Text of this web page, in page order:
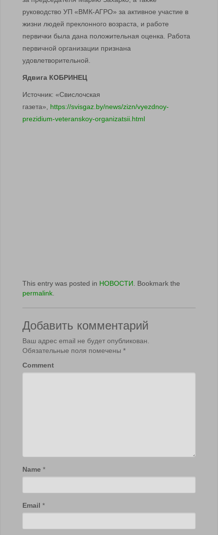
руководство УП «ВМК-АГРО» за активное участие в
жизни людей преклонного возраста, и работе
первички была дана положительная оценка. Работа
первичной организации признана
удовлетворительной.
Ядвига КОБРИНЕЦ
Источник: «Свислочская
газета», https://svisgaz.by/news/zizn/vyezdnoy-
prezidium-veteranskoy-organizatsii.html
This entry was posted in НОВОСТИ. Bookmark the
permalink.
Добавить комментарий
Ваш адрес email не будет опубликован.
Обязательные поля помечены *
Comment
Name *
Email *